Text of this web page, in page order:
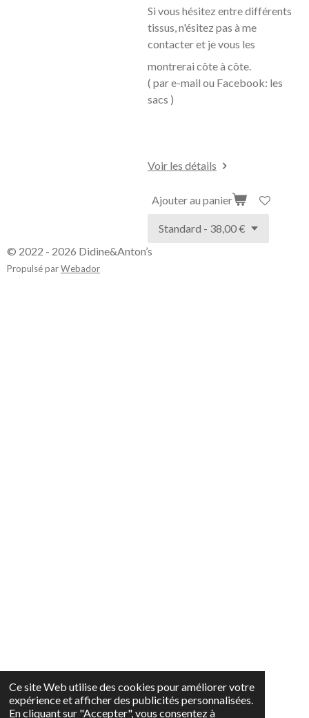
Ce site Web utilise des cookies pour améliorer votre
expérience et afficher des publicités personnalisées.
En cliquant sur "Accepter", vous consentez à
Si vous hésitez entre différents
tissus, n'ésitez pas à me
contacter et je vous les
montrerai côte à côte.
( par e-mail ou Facebook: les
sacs )
Voir les détails
Ajouter au panier
© 2022 - 2026 Didine&Anton’s
Propulsé parWebador